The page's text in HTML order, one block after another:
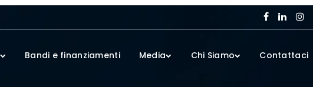
Bandi e finanziamenti Media Chi Siamo Contattaci